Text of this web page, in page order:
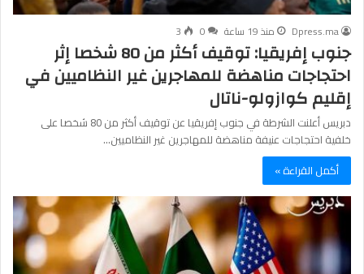
Dpress.ma منذ 19 ساعة 0
3
جنوب إفريقيا: توقيف أكثر من 80 شخصا إثر
احتجاجات مناهضة للمهاجرين غير النظاميين في
إقليم كوازولو-ناتال
دبريس أعلنت الشرطة في جنوب إفريقيا عن توقيف أكثر من 80 شخصا على
خلفية احتجاجات عنيفة مناهضة للمهاجرين غير النظاميين…
أكمل القراءة »